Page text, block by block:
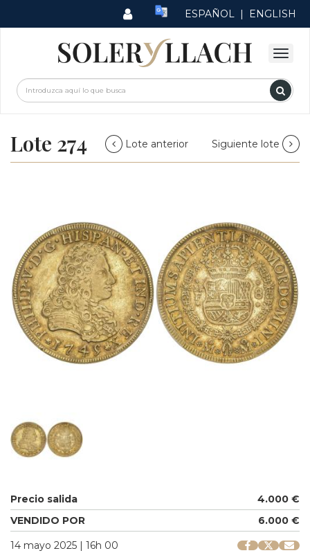
ESPAÑOL | ENGLISH
Lote 274 Lote anterior Siguiente lote
Precio salida
4.000 €
VENDIDO POR
6.000 €
14 mayo 2025 | 16h 00